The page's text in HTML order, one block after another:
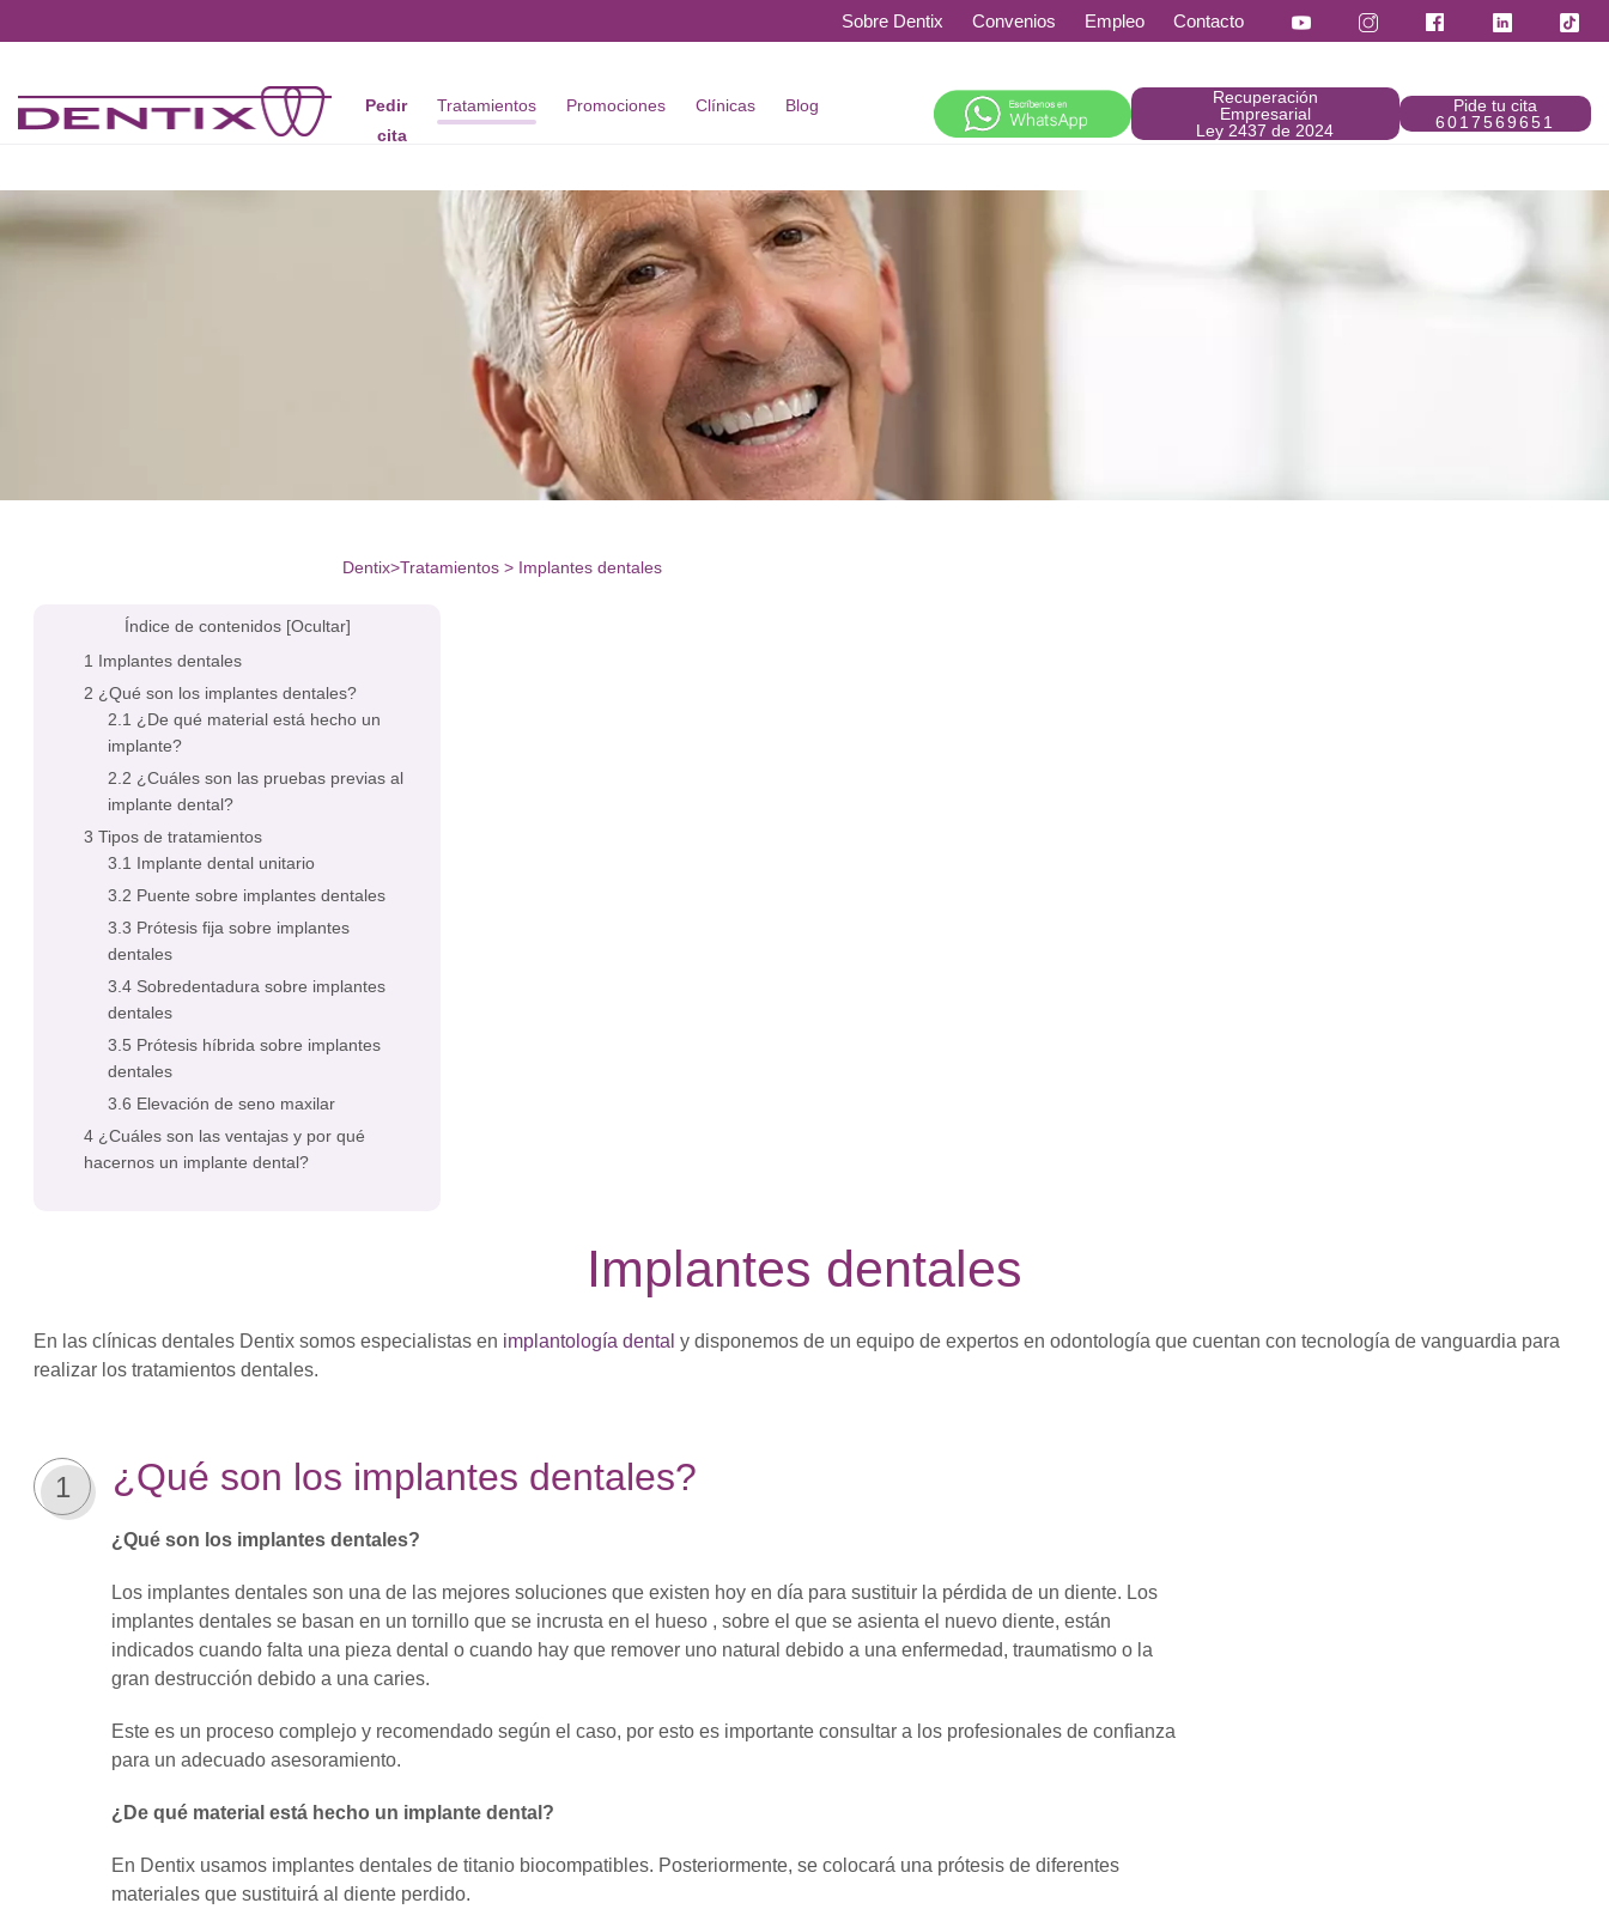
Sobre Dentix Convenios Empleo Contacto
Recuperación
Empresarial
Ley 2437 de 2024
Pide tu cita
6017569651
Pedir
cita
Tratamientos Promociones Clínicas Blog
Dentix>Tratamientos> Implantes dentales
Índice de contenidos [Ocultar]
Implantes dentales
¿Qué son los implantes dentales?
¿De qué material está hecho un
implante?
¿Cuáles son las pruebas previas al
implante dental?
Tipos de tratamientos
Implante dental unitario
Puente sobre implantes dentales
Prótesis fija sobre implantes
dentales
Sobredentadura sobre implantes
dentales
Prótesis híbrida sobre implantes
dentales
Elevación de seno maxilar
¿Cuáles son las ventajas y por qué
hacernos un implante dental?
Implantes dentales
En las clínicas dentales Dentix somos especialistas en implantología dental y disponemos de un equipo de expertos en odontología que cuentan con tecnología de vanguardia para
realizar los tratamientos dentales.
1 ¿Qué son los implantes dentales?
¿Qué son los implantes dentales?
Los implantes dentales son una de las mejores soluciones que existen hoy en día para sustituir la pérdida de un diente. Los
implantes dentales se basan en un tornillo que se incrusta en el hueso , sobre el que se asienta el nuevo diente, están
indicados cuando falta una pieza dental o cuando hay que remover uno natural debido a una enfermedad, traumatismo o la
gran destrucción debido a una caries.
Este es un proceso complejo y recomendado según el caso, por esto es importante consultar a los profesionales de confianza
para un adecuado asesoramiento.
¿De qué material está hecho un implante dental?
En Dentix usamos implantes dentales de titanio biocompatibles. Posteriormente, se colocará una prótesis de diferentes
materiales que sustituirá al diente perdido.